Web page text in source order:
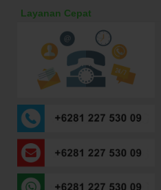
Layanan Cepat